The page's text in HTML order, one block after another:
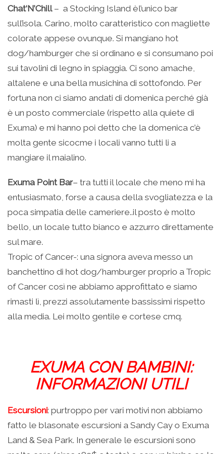
Chat‘N’Chill– a Stocking Island èl’unico bar
sull’isola. Carino, molto caratteristico con magliette
colorate appese ovunque. Si mangiano hot
dog/hamburger che si ordinano e si consumano poi
sui tavolini di legno in spiaggia. Ci sono amache,
altalene e una bella musichina di sottofondo. Per
fortuna non ci siamo andati di domenica perché già
è un posto commerciale (rispetto alla quiete di
Exuma) e mi hanno poi detto che la domenica c’è
molta gente sicocme i locali vanno tutti li a
mangiare il maialino.
Exuma Point Bar– tra tutti il locale che meno mi ha
entusiasmato, forse a causa della svogliatezza e la
poca simpatia delle cameriere..il posto è molto
bello, un locale tutto bianco e azzurro direttamente
sul mare.
Tropic of Cancer-: una signora aveva messo un
banchettino di hot dog/hamburger proprio a Tropic
of Cancer così ne abbiamo approfittato e siamo
rimasti lì, prezzi assolutamente bassissimi rispetto
alla media. Lei molto gentile e cortese cmq.
EXUMA CON BAMBINI:
INFORMAZIONI UTILI
Escursioni: purtroppo per vari motivi non abbiamo
fatto le blasonate escursioni a Sandy Cay o Exuma
Land & Sea Park. In generale le escursioni sono